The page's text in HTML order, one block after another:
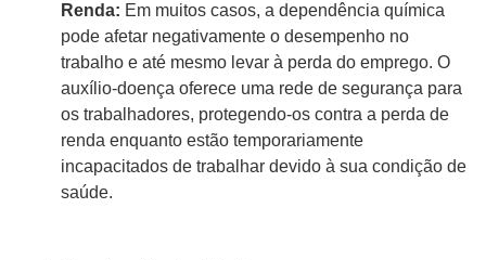
Renda: Em muitos casos, a dependência química
pode afetar negativamente o desempenho no
trabalho e até mesmo levar à perda do emprego. O
auxílio-doença oferece uma rede de segurança para
os trabalhadores, protegendo-os contra a perda de
renda enquanto estão temporariamente
incapacitados de trabalhar devido à sua condição de
saúde.